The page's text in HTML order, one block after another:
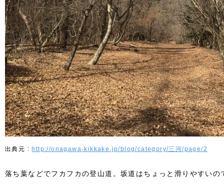
http://onagawa-kikkake.jp/blog/category/三河/page/2
落ち葉などでフカフカの登山道。坂道はちょっと滑りやすいの